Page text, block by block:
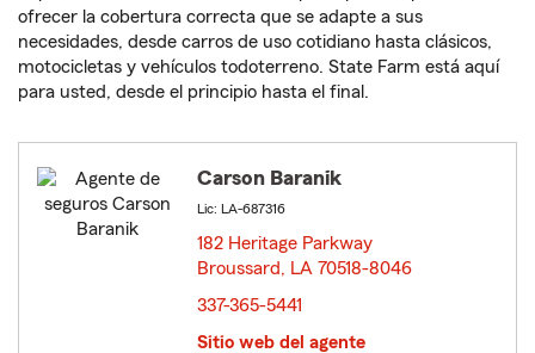
ofrecer la cobertura correcta que se adapte a sus
necesidades, desde carros de uso cotidiano hasta clásicos,
motocicletas y vehículos todoterreno. State Farm está aquí
para usted, desde el principio hasta el final.
Carson Baranik
Lic: LA-687316
182 Heritage Parkway
Broussard, LA 70518-8046
337-365-5441
Sitio web del agente